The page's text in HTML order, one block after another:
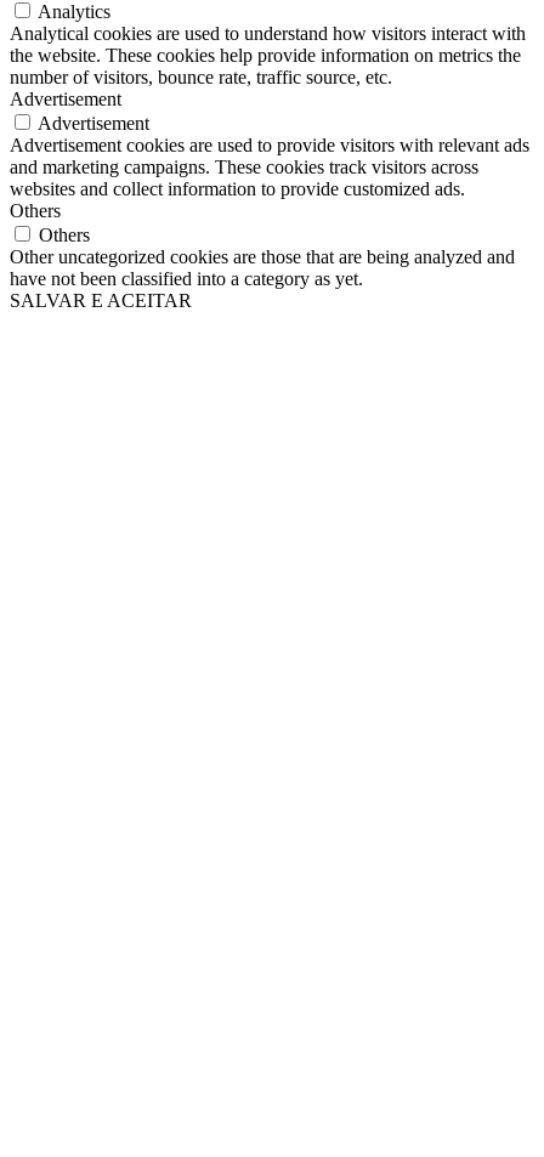
Analytics
Analytical cookies are used to understand how visitors interact with
the website. These cookies help provide information on metrics the
number of visitors, bounce rate, traffic source, etc.
Advertisement
Advertisement
Advertisement cookies are used to provide visitors with relevant ads
and marketing campaigns. These cookies track visitors across
websites and collect information to provide customized ads.
Others
Others
Other uncategorized cookies are those that are being analyzed and
have not been classified into a category as yet.
SALVAR E ACEITAR